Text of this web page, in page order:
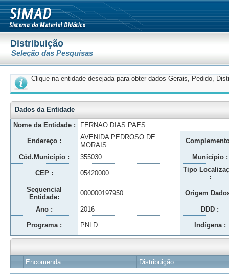
Distribuição
Seleção das Pesquisas
Clique na entidade desejada para obter dados Gerais, Pedido,
Dados da Entidade
Nome da Entidade :
FERNAO DIAS PAES
Endereço :
AVENIDA PEDROSO DE
MORAIS
Cód.Município : 355030 Município :
CEP : 05420000
Tipo
:
Sequencial
Entidade:
000000197950 Origem
Ano : 2016 DDD :
Programa : PNLD Indígena :
Encomenda Distribuição